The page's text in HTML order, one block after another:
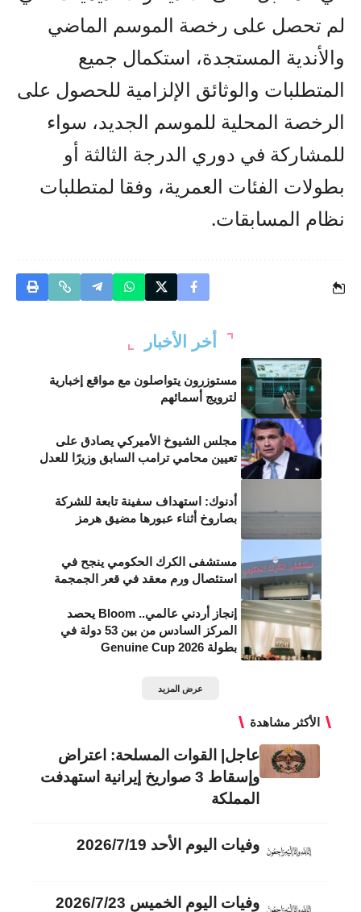
لم تحصل على رخصة الموسم الماضي
والأندية المستجدة، استكمال جميع
المتطلبات والوثائق الإلزامية للحصول على
الرخصة المحلية للموسم الجديد، سواء
للمشاركة في دوري الدرجة الثالثة أو
بطولات الفئات العمرية، وفقا لمتطلبات
نظام المسابقات.
أخر الأخبار
مستوزرون يتواصلون مع مواقع إخبارية
لترويج أسمائهم
مجلس الشيوخ الأميركي يصادق على
تعيين محامي ترامب السابق وزيرًا للعدل
أدنوك: استهداف سفينة تابعة للشركة
بصاروخ أثناء عبورها مضيق هرمز
مستشفى الكرك الحكومي ينجح في
استئصال ورم معقد في قعر الجمجمة
إنجاز أردني عالمي.. Bloom يحصد
المركز السادس من بين 53 دولة في
بطولة Genuine Cup 2026
عرض المزيد
الأكثر مشاهدة
عاجل| القوات المسلحة: اعتراض
وإسقاط 3 صواريخ إيرانية استهدفت
المملكة
وفيات اليوم الأحد 2026/7/19
وفيات اليوم الخميس 2026/7/23